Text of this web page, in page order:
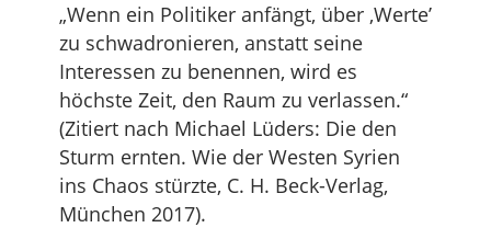
„Wenn ein Politiker anfängt, über ‚Werte’
zu schwadronieren, anstatt seine
Interessen zu benennen, wird es
höchste Zeit, den Raum zu verlassen.“
(Zitiert nach Michael Lüders: Die den
Sturm ernten. Wie der Westen Syrien
ins Chaos stürzte, C. H. Beck-Verlag,
München 2017).